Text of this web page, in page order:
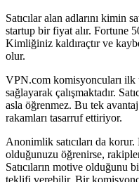
Satıcılar alan adlarını kimin
startup bir fiyat alır. Fortune
Kimliğiniz kaldıraçtır ve
olur.
VPN.com komisyoncuları ilk
sağlayarak çalışmaktadır.
asla öğrenmez. Bu tek
rakamları tasarruf ettiriyor.
Anonimlik satıcıları da
olduğunuzu öğrenirse,
Satıcıların motive
teklifi verebilir. Bir